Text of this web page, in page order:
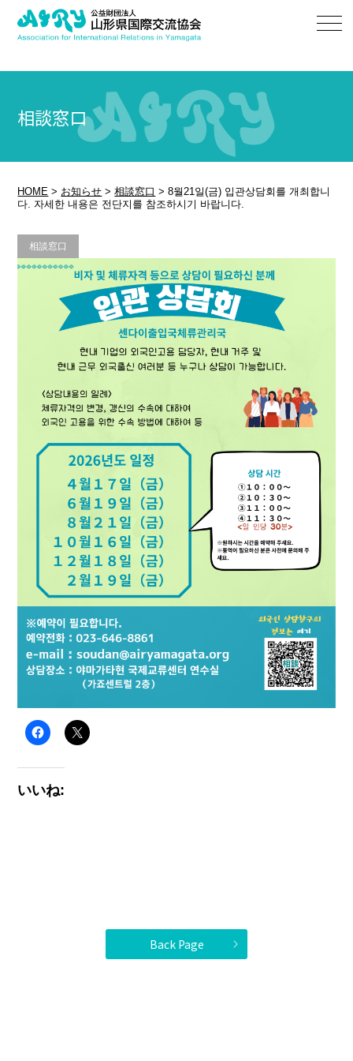
相談窓口
HOME > お知らせ >相談窓口 >8월21일(금) 입관상담회를 개최합니
다. 자세한 내용은 전단지를 참조하시기 바랍니다.
相談窓口
いいね:
Back Page